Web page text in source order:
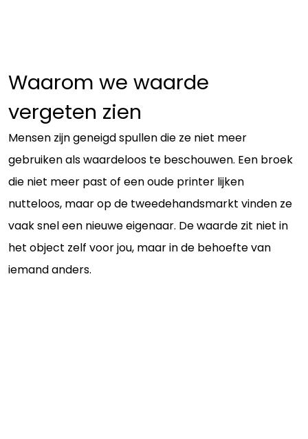
Waarom we waarde
vergeten zien
Mensen zijn geneigd spullen die ze niet meer
gebruiken als waardeloos te beschouwen. Een broek
die niet meer past of een oude printer lijken
nutteloos, maar op de tweedehandsmarkt vinden ze
vaak snel een nieuwe eigenaar. De waarde zit niet in
het object zelf voor jou, maar in de behoefte van
iemand anders.